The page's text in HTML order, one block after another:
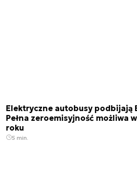
Elektryczne autobusy podbijają
Pełna zeroemisyjność możliwa
roku
5 min.